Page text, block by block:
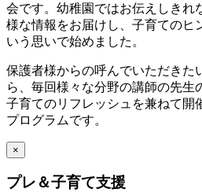
会です。幼稚園ではお伝えしきれ
様な情報をお届けし、子育てのヒ
いう思いで始めました。
保護者様からの呼んでいただきた
ら、毎回様々な分野の講師の先生
子育てのリフレッシュを兼ねて開
プログラムです。
×
プレ＆子育て支援